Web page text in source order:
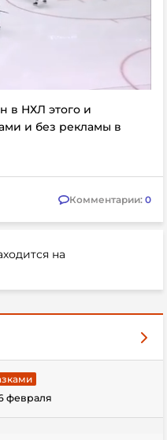
в НХЛ этого и
и без рекламы в
Комментарии: 0
на
февраля